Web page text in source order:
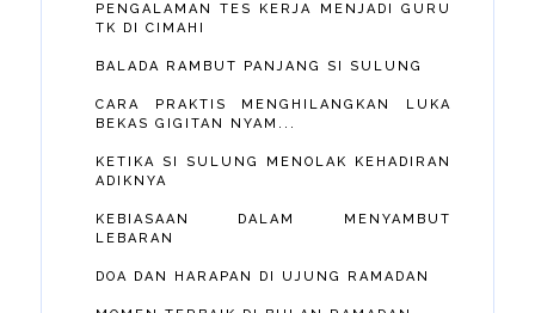
PENGALAMAN TES KERJA MENJADI GURU
TK DI CIMAHI
BALADA RAMBUT PANJANG SI SULUNG
CARA PRAKTIS MENGHILANGKAN LUKA
BEKAS GIGITAN NYAM...
KETIKA SI SULUNG MENOLAK KEHADIRAN
ADIKNYA
KEBIASAAN DALAM MENYAMBUT
LEBARAN
DOA DAN HARAPAN DI UJUNG RAMADAN